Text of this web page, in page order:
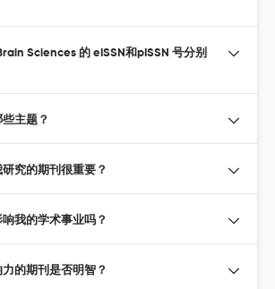
Sciences 的 eISSN和pISSN 号分别
主题？
究的期刊很重要？
我的学术事业吗？
的期刊是否明智？